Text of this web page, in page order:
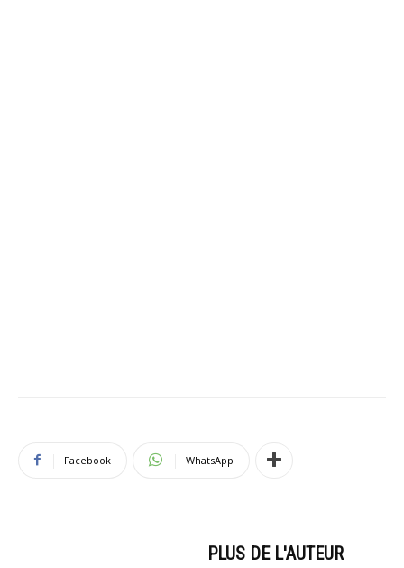
Facebook WhatsApp
PLUS DE L'AUTEUR